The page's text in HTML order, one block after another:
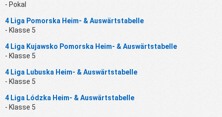
- Pokal
4 Liga Pomorska Heim- & Auswärtstabelle
- Klasse 5
4 Liga Kujawsko Pomorska Heim- & Auswärtstabelle
- Klasse 5
4 Liga Lubuska Heim- & Auswärtstabelle
- Klasse 5
4 Liga Lódzka Heim- & Auswärtstabelle
- Klasse 5